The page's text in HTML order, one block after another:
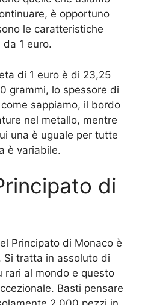
è opportuno
le caratteristiche
1 euro.
di 1 euro è di 23,25
grammi, lo spessore di
sappiamo, il bordo
nel metallo, mentre
una è uguale per tutte
è variabile.
di
Principato di Monaco è
Si tratta in assoluto di
rari al mondo e questo
Basti pensare